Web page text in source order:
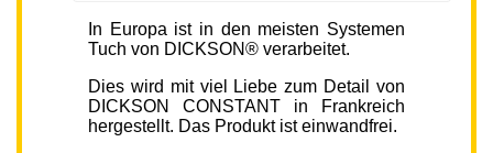
In Europa ist in den meisten Systemen
Tuch von DICKSON® verarbeitet.
Dies wird mit viel Liebe zum Detail von
DICKSON CONSTANT in Frankreich
hergestellt. Das Produkt ist einwandfrei.